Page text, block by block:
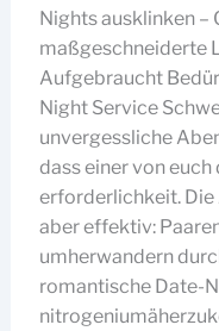
Nights ausklinken –
maßgeschneiderte
Aufgebraucht
Night Service
unvergessliche
dass einer von
erforderlichkeit.
aber effektiv:
umherwandern
romantische Date-